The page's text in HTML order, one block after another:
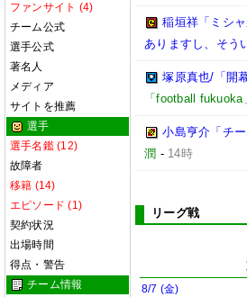
ファンサイト (4)
チーム公式
選手公式
著名人
メディア
サイトを推薦
選手
選手名鑑 (12)
故障者
移籍 (14)
エピソード (1)
契約状況
出場時間
得点・警告
チーム情報
稲垣祥「ミシ
ありますし、そう
塚原真也/「開
「football
小島亨介「チ
潤 - 14時
リーグ戦
8/7 (金)